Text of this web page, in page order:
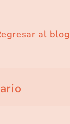
al blog